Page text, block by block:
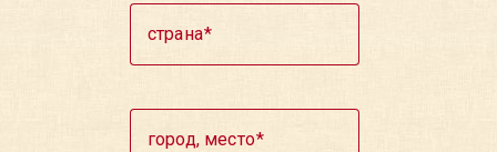
страна
город, место